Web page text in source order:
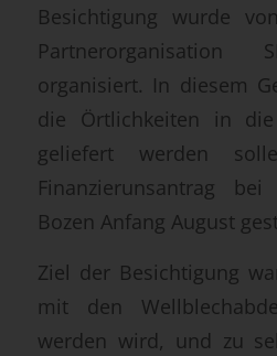
Besichtigung wurde
organisiert. In diesem
die Örtlichkeiten in
geliefert werden
Finanzierunsantrag
Bozen Anfang August
Ziel der Besichtigung
mit den
werden wird, und zu